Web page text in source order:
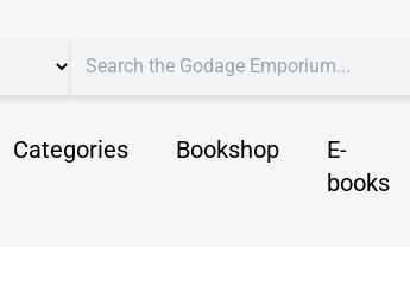
Categories Bookshop
E-
books